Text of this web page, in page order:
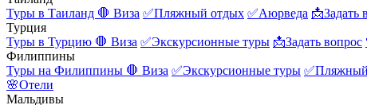
Туры в Таиланд 🛑 Виза ✅Пляжный отдых ✅Аюрведа 📩Задать
Турция
Туры в Турцию 🛑 Виза ✅Экскурсионные туры 📩Задать вопрос
Филиппины
Туры на Филиппины 🛑 Виза ✅Экскурсионные туры
🌸Отели
Мальдивы